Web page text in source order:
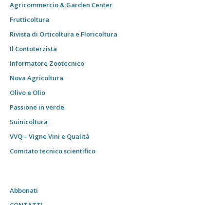
Agricommercio & Garden Center
Frutticoltura
Rivista di Orticoltura e Floricoltura
Il Contoterzista
Informatore Zootecnico
Nova Agricoltura
Olivo e Olio
Passione in verde
Suinicoltura
VVQ – Vigne Vini e Qualità
Comitato tecnico scientifico
Abbonati